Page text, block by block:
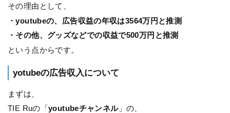
その理由として、
・youtubeの、広告収益の年収は3564万円と推測
・その他、グッズなどでの収益で500万円と推測
という点からです。
yotubeの広告収入について
まずは、
TIE Ruの「youtubeチャンネル」の、